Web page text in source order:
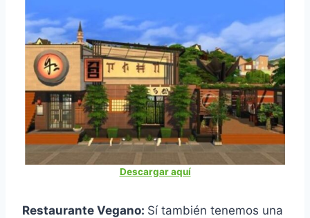
Descargar aquí
Restaurante Vegano: Sí también tenemos una